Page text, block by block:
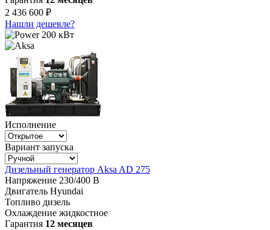
2 436 600 ₽
Нашли дешевле?
200 кВт
Исполнение
Вариант запуска
Дизельный генератор Aksa AD 275
Напряжение 230/400 В
Двигатель Hyundai
Топливо дизель
Охлаждение жидкостное
Гарантия 12 месяцев